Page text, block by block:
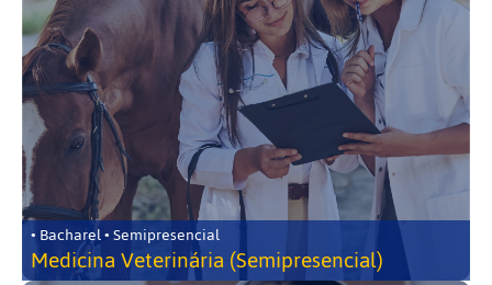
• Bacharel • Semipresencial
Medicina Veterinária (Semipresencial)